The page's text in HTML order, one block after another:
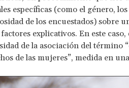
específicas (como el género,
de los encuestados) sobre
explicativos. En este
de la asociación del término
de las mujeres”, medida en